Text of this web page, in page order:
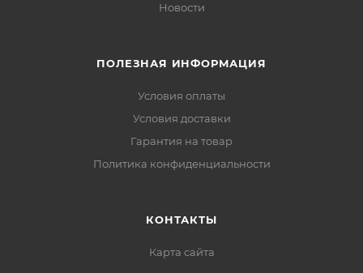
Новости
ПОЛЕЗНАЯ ИНФОРМАЦИЯ
Условия оплаты
Условия доставки
Гарантия на товар
Политика конфиденциальности
КОНТАКТЫ
Карта сайта